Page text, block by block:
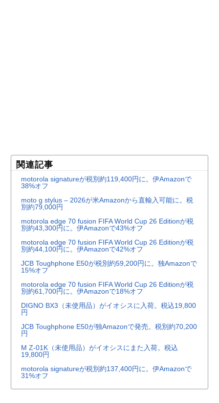
関連記事
motorola signatureが税別約119,400円に。伊Amazonで
38%オフ
moto g stylus – 2026が米Amazonから直輸入可能に。税
別約79,000円
motorola edge 70 fusion FIFA World Cup 26 Editionが税
別約43,300円に。伊Amazonで43%オフ
motorola edge 70 fusion FIFA World Cup 26 Editionが税
別約44,100円に。伊Amazonで42%オフ
JCB Toughphone E50が税別約59,200円に。独Amazonで
15%オフ
motorola edge 70 fusion FIFA World Cup 26 Editionが税
別約61,700円に。伊Amazonで18%オフ
DIGNO BX3（未使用品）がイオシスに入荷。税込19,800
円
JCB Toughphone E50が独Amazonで発売。税別約70,200
円
M Z-01K（未使用品）がイオシスにまた入荷。税込
19,800円
motorola signatureが税別約137,400円に。伊Amazonで
31%オフ